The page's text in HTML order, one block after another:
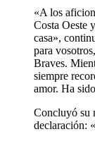
«A los
Costa Oeste
casa»,
para
Braves.
siempre
amor. Ha
Concluyó su
declaración: